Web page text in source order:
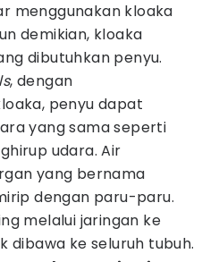
menggunakan kloaka
demikian, kloaka
dibutuhkan penyu.
, dengan
penyu dapat
yang sama seperti
udara. Air
yang bernama
dengan paru-paru.
melalui jaringan ke
dibawa ke seluruh tubuh.